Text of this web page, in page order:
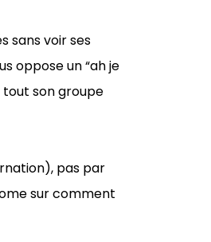
sans voir ses
oppose un “ah je
tout son groupe
pas par
sur comment